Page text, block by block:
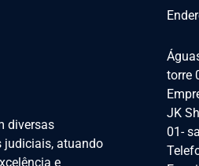
diversas
judiciais, atuando
e
torre
JK
01-